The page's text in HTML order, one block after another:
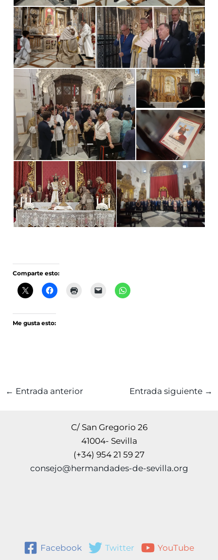
Comparte esto:
Me gusta esto:
← Entrada anterior Entrada siguiente →
C/ San Gregorio 26
41004- Sevilla
(+34) 954 21 59 27
consejo@hermandades-de-sevilla.org
Facebook Twitter YouTube